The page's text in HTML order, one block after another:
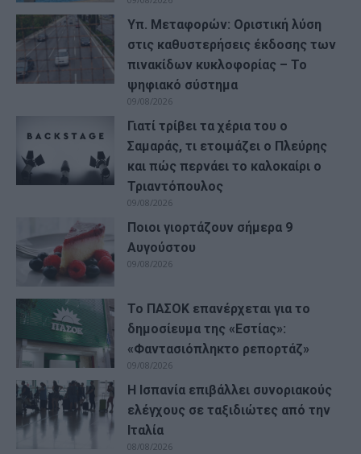
Υπ. Μεταφορών: Οριστική λύση
στις καθυστερήσεις έκδοσης των
πινακίδων κυκλοφορίας – Το
ψηφιακό σύστημα
09/08/2026
Γιατί τρίβει τα χέρια του ο
Σαμαράς, τι ετοιμάζει ο Πλεύρης
και πώς περνάει το καλοκαίρι ο
Τριαντόπουλος
09/08/2026
Ποιοι γιορτάζουν σήμερα 9
Αυγούστου
09/08/2026
Το ΠΑΣΟΚ επανέρχεται για το
δημοσίευμα της «Εστίας»:
«Φαντασιόπληκτο ρεπορτάζ»
09/08/2026
Η Ισπανία επιβάλλει συνοριακούς
ελέγχους σε ταξιδιώτες από την
Ιταλία
08/08/2026